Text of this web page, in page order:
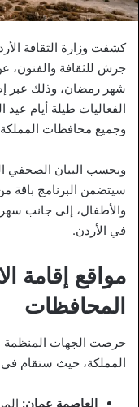
كشفت وزارة الثقافة
جرش للثقافة والفنون،
شهر رمضان، وذلك عبر
الفعاليات طيلة أيام
وجميع محافظات
وبحسب البيان الصحفي
سيتضمن البرنامج باقة
والأطفال، إلى جانب
في الأردن.
مواقع إقامة
المحافظات
حرصت الجهات المنظمة
المملكة، حيث ستقام في
العاصمة عمان: